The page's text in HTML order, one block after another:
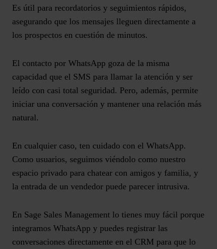
Es útil para recordatorios y seguimientos rápidos,
asegurando que los mensajes lleguen directamente a
los prospectos en cuestión de minutos.
El contacto por WhatsApp goza de la misma
capacidad que el SMS para llamar la atención y ser
leído con casi total seguridad. Pero, además, permite
iniciar una conversación y mantener una relación más
natural.
En cualquier caso, ten cuidado con el WhatsApp.
Como usuarios, seguimos viéndolo como nuestro
espacio privado para chatear con amigos y familia, y
la entrada de un vendedor puede parecer intrusiva.
En Sage Sales Management lo tienes muy fácil porque
integramos WhatsApp y puedes registrar las
conversaciones directamente en el CRM para que lo